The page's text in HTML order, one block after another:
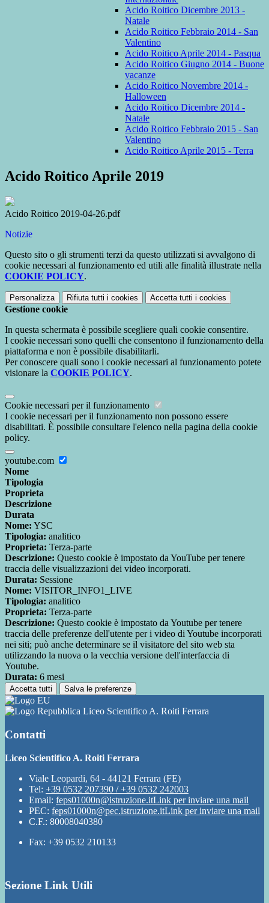
Acido Roitico Dicembre 2013 -
Natale
Acido Roitico Febbraio 2014 - San
Valentino
Acido Roitico Aprile 2014 - Pasqua
Acido Roitico Giugno 2014 - Buone
vacanze
Acido Roitico Novembre 2014 -
Halloween
Acido Roitico Dicembre 2014 -
Natale
Acido Roitico Febbraio 2015 - San
Valentino
Acido Roitico Aprile 2015 - Terra
Acido Roitico Aprile 2019
Acido Roitico 2019-04-26.pdf
Notizie
Questo sito o gli strumenti terzi da questo utilizzati si avvalgono di
cookie necessari al funzionamento ed utili alle finalità illustrate nella
COOKIE POLICY.
Personalizza Rifiuta tutti i cookies Accetta tutti i cookies
Gestione cookie
In questa schermata è possibile scegliere quali cookie consentire.
I cookie necessari sono quelli che consentono il funzionamento della
piattaforma e non è possibile disabilitarli.
Per conoscere quali sono i cookie necessari al funzionamento potete
visionare la COOKIE POLICY.
Cookie necessari per il funzionamento
I cookie necessari per il funzionamento non possono essere
disabilitati. È possibile consultare l'elenco nella pagina della cookie
policy.
youtube.com
Nome
Tipologia
Proprieta
Descrizione
Durata
Nome: YSC
Tipologia: analitico
Proprieta: Terza-parte
Descrizione: Questo cookie è impostato da YouTube per tenere
traccia delle visualizzazioni dei video incorporati.
Durata: Sessione
Nome: VISITOR_INFO1_LIVE
Tipologia: analitico
Proprieta: Terza-parte
Descrizione: Questo cookie è impostato da Youtube per tenere
traccia delle preferenze dell'utente per i video di Youtube incorporati
nei siti; può anche determinare se il visitatore del sito web sta
utilizzando la nuova o la vecchia versione dell'interfaccia di
Youtube.
Durata: 6 mesi
Accetta tutti Salva le preferenze
Liceo Scientifico A. Roiti Ferrara
Contatti
Liceo Scientifico A. Roiti Ferrara
Viale Leopardi, 64 - 44121 Ferrara (FE)
Tel: +39 0532 207390 / +39 0532 242003
Email: feps01000n@istruzione.itLink per inviare una mail
PEC: feps01000n@pec.istruzione.itLink per inviare una mail
C.F.: 80008040380
Fax: +39 0532 210133
Sezione Link Utili